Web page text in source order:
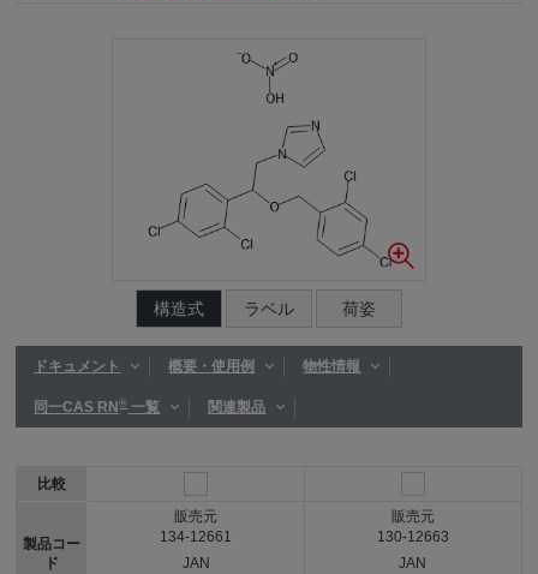
構造式 ラベル 荷姿
ドキュメント 概要・使用例 物性情報
同一CAS RN®一覧 関連製品
比較
製品コー
ド
販売元
134-12661
JAN
販売元
130-12663
JAN